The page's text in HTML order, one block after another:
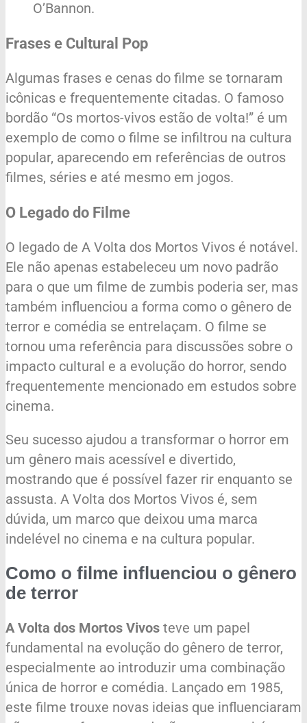
O’Bannon.
Frases e Cultural Pop
Algumas frases e cenas do filme se tornaram
icônicas e frequentemente citadas. O famoso
bordão “Os mortos-vivos estão de volta!” é um
exemplo de como o filme se infiltrou na cultura
popular, aparecendo em referências de outros
filmes, séries e até mesmo em jogos.
O Legado do Filme
O legado de A Volta dos Mortos Vivos é notável.
Ele não apenas estabeleceu um novo padrão
para o que um filme de zumbis poderia ser, mas
também influenciou a forma como o gênero de
terror e comédia se entrelaçam. O filme se
tornou uma referência para discussões sobre o
impacto cultural e a evolução do horror, sendo
frequentemente mencionado em estudos sobre
cinema.
Seu sucesso ajudou a transformar o horror em
um gênero mais acessível e divertido,
mostrando que é possível fazer rir enquanto se
assusta. A Volta dos Mortos Vivos é, sem
dúvida, um marco que deixou uma marca
indelével no cinema e na cultura popular.
Como o filme influenciou o gênero
de terror
A Volta dos Mortos Vivos teve um papel
fundamental na evolução do gênero de terror,
especialmente ao introduzir uma combinação
única de horror e comédia. Lançado em 1985,
este filme trouxe novas ideias que influenciaram